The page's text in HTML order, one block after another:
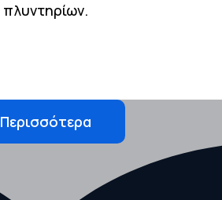
πλυντηρίων.
Περισσότερα